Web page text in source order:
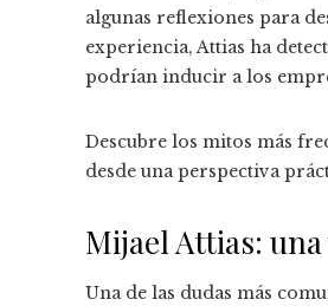
algunas reflexiones para
experiencia, Attias ha
podrían inducir a los
Descubre los mitos más
desde una perspectiva
Mijael Attias:
Una de las dudas más